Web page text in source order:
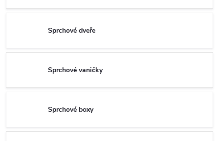
Sprchové dveře
Sprchové vaničky
Sprchové boxy